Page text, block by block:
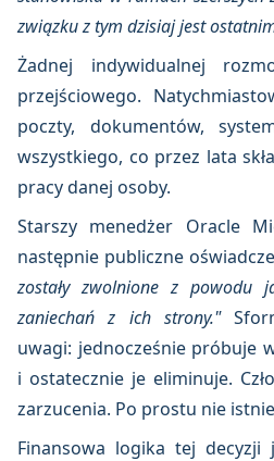
związku z tym dzisiaj jest
Żadnej indywidualnej
przejściowego.
poczty, dokumentów,
wszystkiego, co przez lata
pracy danej osoby.
Starszy menedżer Oracle
następnie publiczne
zostały zwolnione z powodu
zaniechań z ich strony."
uwagi: jednocześnie próbuje
i ostatecznie je eliminuje.
zarzucenia. Po prostu nie
Finansowa logika tej decyzji